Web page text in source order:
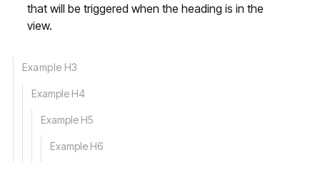
that will be triggered when the heading is in the
view.
Example H3
Example H4
Example H5
Example H6